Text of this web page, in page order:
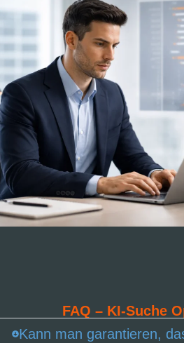
FAQ – KI-Suche
Kann man garantieren,